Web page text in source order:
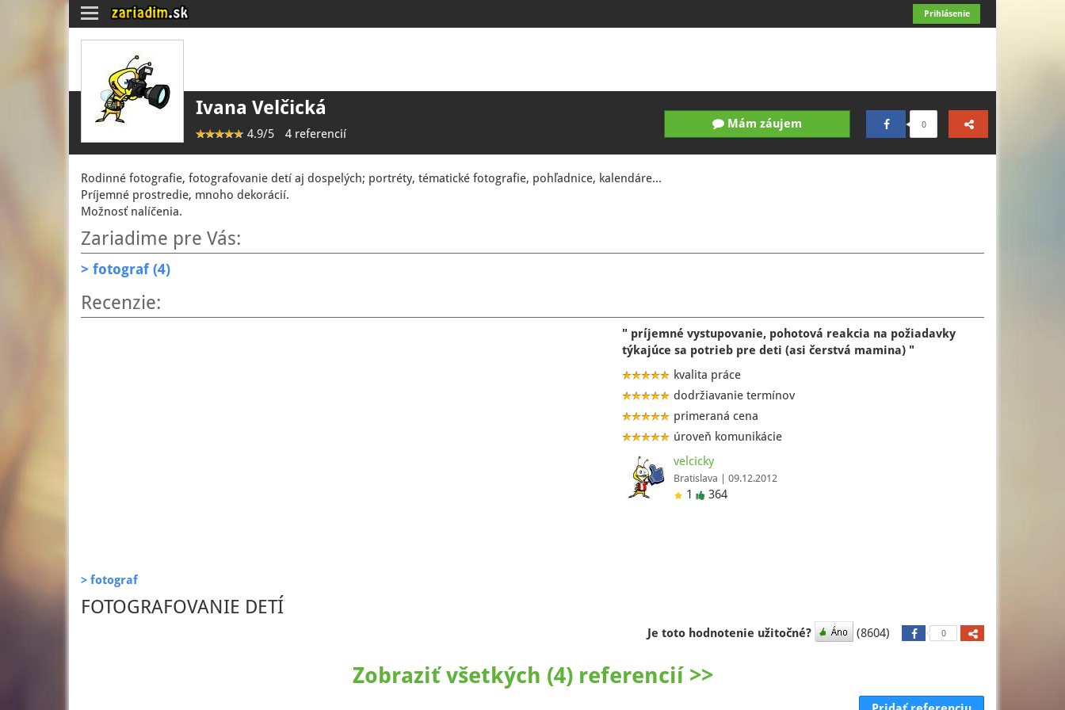
Prihlásenie
Toggle
navigation
Ivana Velčická
4.9/5 4 referencií
Mám záujem 0
Rodinné fotografie, fotografovanie detí aj dospelých; portréty, tématické fotografie, pohľadnice, kalendáre...
Príjemné prostredie, mnoho dekorácií.
Možnosť nalíčenia.
Zariadime pre Vás:
> fotograf (4)
Recenzie:
" príjemné vystupovanie, pohotová reakcia na požiadavky
týkajúce sa potrieb pre deti (asi čerstvá mamina) "
kvalita práce
dodržiavanie termínov
primeraná cena
úroveň komunikácie
velcicky
Bratislava | 09.12.2012
1 364
> fotograf
FOTOGRAFOVANIE DETÍ
0
Je toto hodnotenie užitočné? (8604)
Zobraziť všetkých (4) referencií >>